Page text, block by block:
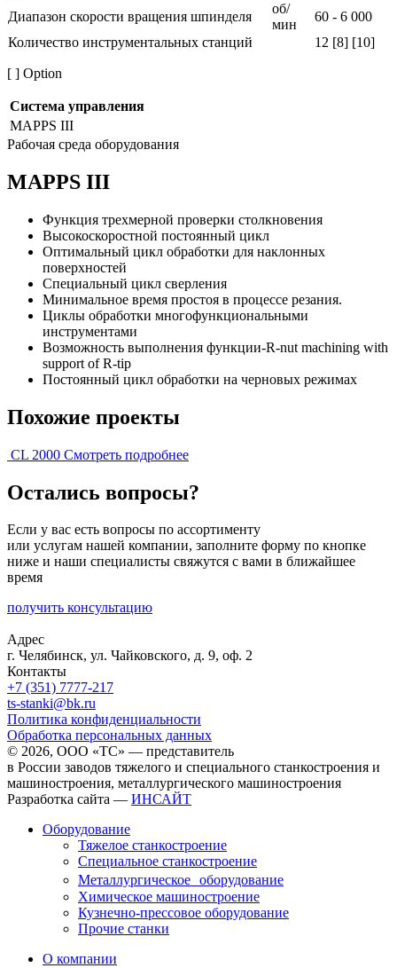
Диапазон скорости вращения шпинделя
об/
мин
60 - 6 000
Количество инструментальных станций
12 [8] [10]
[ ] Option
Система управления
MAPPS III
Рабочая среда оборудования
MAPPS III
Функция трехмерной проверки столкновения
Высокоскоростной постоянный цикл
Оптимальный цикл обработки для наклонных
поверхностей
Специальный цикл сверления
Минимальное время простоя в процессе резания.
Циклы обработки многофункциональными
инструментами
Возможность выполнения функции-R-nut machining with
support of R-tip
Постоянный цикл обработки на черновых режимах
Похожие проекты
CL 2000 Смотреть подробнее
Остались вопросы?
Если у вас есть вопросы по ассортименту
или услугам нашей компании, заполните форму по кнопке
ниже и наши специалисты свяжутся с вами в ближайшее
время
получить консультацию
Адрес
г. Челябинск, ул. Чайковского, д. 9, оф. 2
Контакты
+7 (351) 7777-217
ts-stanki@bk.ru
Политика конфиденциальности
Обработка персональных данных
© 2026, ООО «ТС» — представитель
в России заводов тяжелого и специального станкостроения и
машиностроения, металлургического машиностроения
Разработка сайта — ИНСАЙТ
Оборудование
Тяжелое станкостроение
Специальное станкостроение
Металлургическое оборудование
Химическое машиностроение
Кузнечно-прессовое оборудование
Прочие станки
О компании